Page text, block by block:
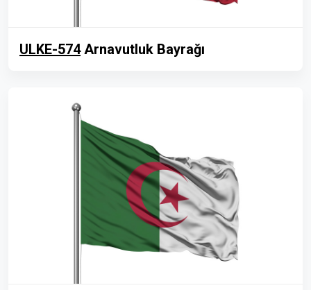
ULKE-574Arnavutluk Bayrağı